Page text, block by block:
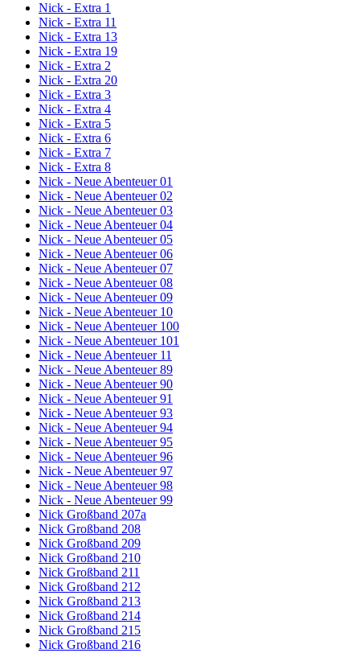
Nick - Extra 1
Nick - Extra 11
Nick - Extra 13
Nick - Extra 19
Nick - Extra 2
Nick - Extra 20
Nick - Extra 3
Nick - Extra 4
Nick - Extra 5
Nick - Extra 6
Nick - Extra 7
Nick - Extra 8
Nick - Neue Abenteuer 01
Nick - Neue Abenteuer 02
Nick - Neue Abenteuer 03
Nick - Neue Abenteuer 04
Nick - Neue Abenteuer 05
Nick - Neue Abenteuer 06
Nick - Neue Abenteuer 07
Nick - Neue Abenteuer 08
Nick - Neue Abenteuer 09
Nick - Neue Abenteuer 10
Nick - Neue Abenteuer 100
Nick - Neue Abenteuer 101
Nick - Neue Abenteuer 11
Nick - Neue Abenteuer 89
Nick - Neue Abenteuer 90
Nick - Neue Abenteuer 91
Nick - Neue Abenteuer 93
Nick - Neue Abenteuer 94
Nick - Neue Abenteuer 95
Nick - Neue Abenteuer 96
Nick - Neue Abenteuer 97
Nick - Neue Abenteuer 98
Nick - Neue Abenteuer 99
Nick Großband 207a
Nick Großband 208
Nick Großband 209
Nick Großband 210
Nick Großband 211
Nick Großband 212
Nick Großband 213
Nick Großband 214
Nick Großband 215
Nick Großband 216